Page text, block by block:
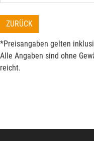
ZURÜCK
*Preisangaben gelten
Alle Angaben sind ohne
reicht.